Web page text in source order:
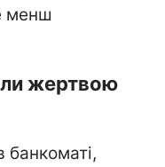
менш
жертвою